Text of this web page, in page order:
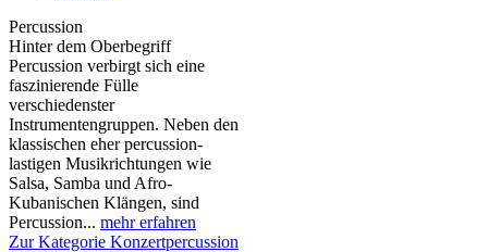
Percussion
Hinter dem Oberbegriff
Percussion verbirgt sich eine
faszinierende Fülle
verschiedenster
Instrumentengruppen. Neben den
klassischen eher percussion-
lastigen Musikrichtungen wie
Salsa, Samba und Afro-
Kubanischen Klängen, sind
Percussion... mehr erfahren
Zur Kategorie Konzertpercussion